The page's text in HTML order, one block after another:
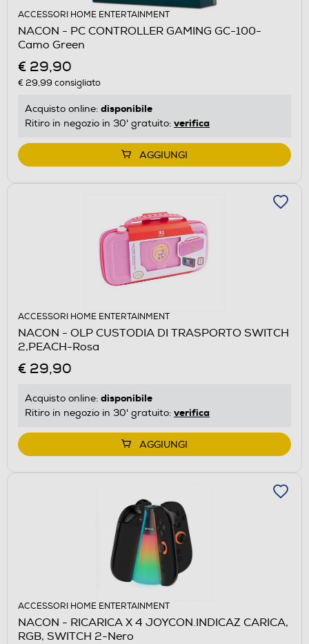
ACCESSORI HOME ENTERTAINMENT
NACON - PC CONTROLLER GAMING GC-100-
Camo Green
€ 29,90
€ 29,99 consigliato
Acquisto online: disponibile
Ritiro in negozio in 30' gratuito: verifica
AGGIUNGI
ACCESSORI HOME ENTERTAINMENT
NACON - OLP CUSTODIA DI TRASPORTO SWITCH
2,PEACH-Rosa
€ 29,90
Acquisto online: disponibile
Ritiro in negozio in 30' gratuito: verifica
AGGIUNGI
ACCESSORI HOME ENTERTAINMENT
NACON - RICARICA X 4 JOYCON.INDICAZ CARICA,
RGB, SWITCH 2-Nero